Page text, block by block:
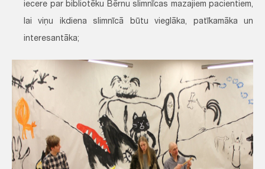
iecere par bibliotēku Bērnu slimnīcas mazajiem pacientiem,
lai viņu ikdiena slimnīcā būtu vieglāka, patīkamāka un
interesantāka;